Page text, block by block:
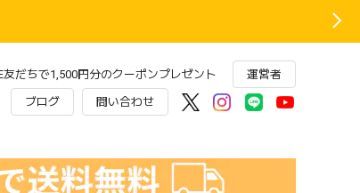
友だちで1,500円分のクーポンプレゼント 運営者
ブログ 問い合わせ